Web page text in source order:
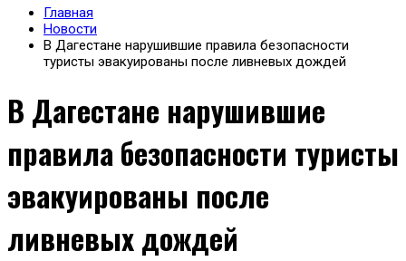
Главная
Новости
В Дагестане нарушившие правила безопасности
туристы эвакуированы после ливневых дождей
В Дагестане нарушившие
правила безопасности туристы
эвакуированы после
ливневых дождей